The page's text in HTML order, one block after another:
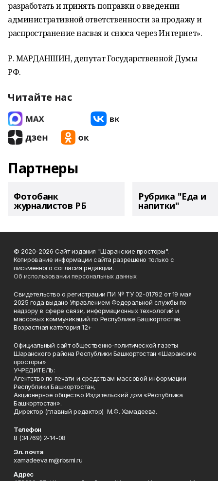
разработать и принять поправки о введении
административной ответственности за продажу и
распространение насвая и снюса через Интернет».
Р. МАРДАНШИН, депутат Государственной Думы
РФ.
Читайте нас
Партнеры
Фотобанк
журналистов РБ
Рубрика "Еда и
напитки"
© 2020-2026 Сайт издания "Шаранские просторы".
Копирование информации сайта разрешено только с
письменного согласия редакции.
Об использовании персональных данных
Свидетельство о регистрации ПИ № ТУ 02-01792 от 19 мая
2025 года выдано Управлением Федеральной службы по
надзору в сфере связи, информационных технологий и
массовых коммуникаций по Республике Башкортостан.
Возрастная категория 12+
Официальный сайт общественно-политической газеты
Шаранского района Республики Башкортостан «Шаранские
просторы»
УЧРЕДИТЕЛЬ:
Агентство по печати и средствам массовой информации
Республики Башкортостан,
Акционерное общество Издательский дом «Республика
Башкортостан».
Директор (главный редактор) М.Ф. Хамадеева.
Телефон
8 (34769) 2-14-08
Эл. почта
xamadeeva.m@rbsmi.ru
Адрес